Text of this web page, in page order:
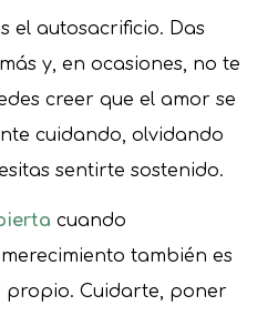
el autosacrificio. Das
y, en ocasiones, no te
creer que el amor se
cuidando, olvidando
sentirte sostenido.
cuando
también es
Cuidarte, poner